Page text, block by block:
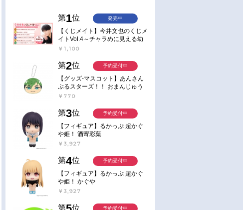
第1位
【くじメイト】今井文也のくじメ
イトVol.4～チャラめに見える幼
馴染、実は一途で独占欲が強いん
￥1,100
発売中
第2位
【グッズ-マスコット】あんさん
ぶるスターズ！！ おまんじゅう
にぎにぎマスコット ねくすと2
￥770
予約受付中
第3位
【フィギュア】るかっぷ 超かぐ
や姫！ 酒寄彩葉
￥3,927
予約受付中
第4位
【フィギュア】るかっぷ 超かぐ
や姫！ かぐや
￥3,927
予約受付中
第 位 予約受付中